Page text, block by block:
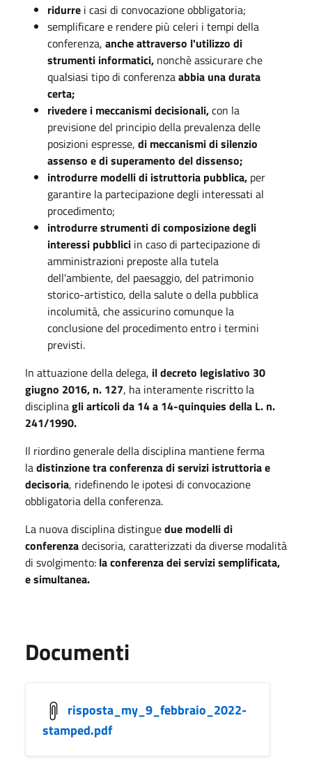
ridurre i casi di convocazione obbligatoria;
semplificare e rendere più celeri i tempi della
conferenza, anche attraverso l'utilizzo di
strumenti informatici, nonchè assicurare che
qualsiasi tipo di conferenzaabbia una durata
certa;
rivedere i meccanismi decisionali,con la
previsione del principio della prevalenza delle
posizioni espresse, di meccanismi di silenzio
assenso e di superamento del dissenso;
introdurre modelli di istruttoria pubblica, per
garantire la partecipazione degli interessati al
procedimento;
introdurre strumenti di composizione degli
interessi pubblici in caso di partecipazione di
amministrazioni preposte alla tutela
dell'ambiente, del paesaggio, del patrimonio
storico-artistico, della salute o della pubblica
incolumità, che assicurino comunque la
conclusione del procedimento entro i termini
previsti.
In attuazione della delega, il decreto legislativo 30
giugno 2016, n. 127, ha interamente riscritto la
disciplinagli articoli da 14 a 14-quinquies della L. n.
241/1990.
Il riordino generale della disciplina mantiene ferma
ladistinzione tra conferenza di servizi istruttoria e
decisoria, ridefinendo le ipotesi di convocazione
obbligatoria della conferenza.
La nuova disciplina distinguedue modelli di
conferenzadecisoria, caratterizzati da diverse modalità
di svolgimento: la conferenza dei servizi semplificata,
e simultanea.
Documenti
risposta_my_9_febbraio_2022-
stamped.pdf